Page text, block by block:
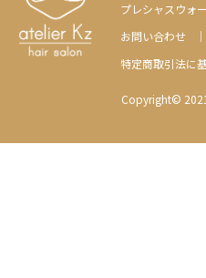
プレシャスウォ
お問い合わせ
特定商取引法に
Copyright©